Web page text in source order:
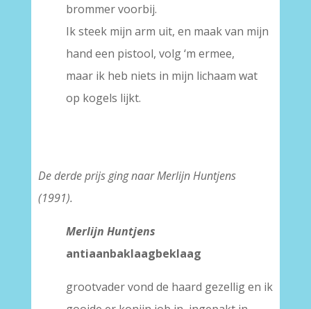
brommer voorbij.
Ik steek mijn arm uit, en maak van mijn
hand een pistool, volg ‘m ermee,
maar ik heb niets in mijn lichaam wat
op kogels lijkt.
De derde prijs ging naar Merlijn Huntjens
(1991).
Merlijn Huntjens
antiaanbaklaagbeklaag
grootvader vond de haard gezellig en ik